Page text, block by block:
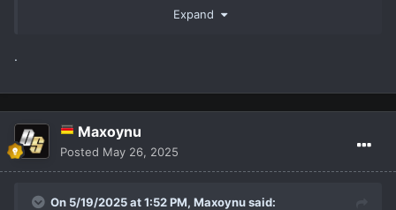
нашем клане , будет у нас в клане ! ! !
P/S : Захожу соло . но это еще не
Expand
.
Maxoynu
Posted May 26, 2025
On 5/19/2025 at 1:52 PM, Maxoynusaid: